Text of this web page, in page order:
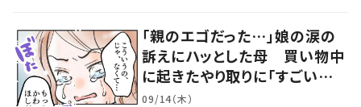
「親のエゴだった…」娘の涙の
訴えにハッとした母 買い物中
に起きたやり取りに「すごい分
かる」「改めて気付かされた」
09/14（木）